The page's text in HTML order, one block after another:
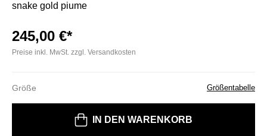
snake gold piume
245,00 €*
Preise inkl. MwSt. zzgl. Versandkosten
Größe Größentabelle
IN DEN WARENKORB